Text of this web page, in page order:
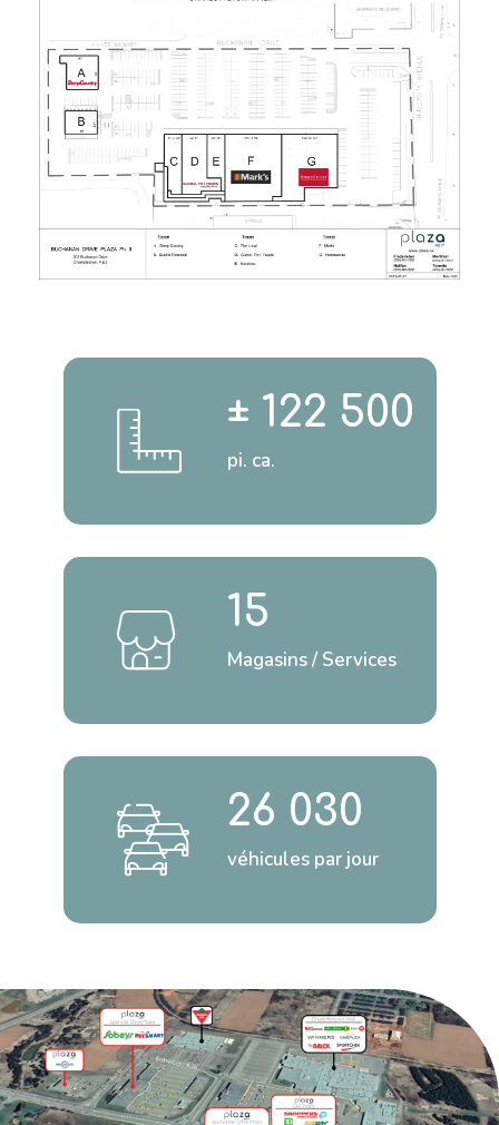
± 122 500
pi. ca.
15
Magasins / Services
26 030
véhicules par jour